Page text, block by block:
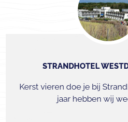
STRANDHOTEL
Kerst vieren doe je bij
jaar hebben wij